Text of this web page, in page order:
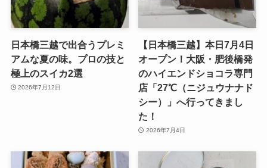
日本橋三越で出合うプレミ
アムな夏の味。プロの技と
極上のスイカ2選
2026年7月12日
【日本橋三越】本日7月4日
オープン！大阪・肥後橋発
のハイエンドショコラ専門
店「27℃（ニジュウナナド
シー）」へ行ってきまし
た！
2026年7月4日